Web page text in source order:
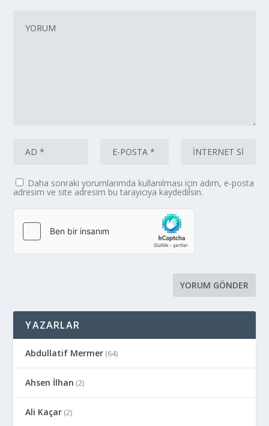
Daha sonraki yorumlarımda kullanılması için adım, e-posta
adresim ve site adresim bu tarayıcıya kaydedilsin.
YAZARLAR
Abdullatif Mermer (64)
Ahsen İlhan (2)
Ali Kaçar (2)